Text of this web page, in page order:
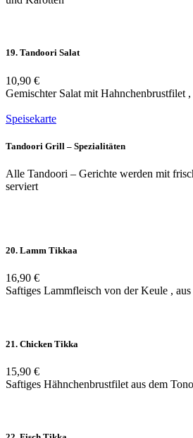
19. Tandoori Salat
10,90 €
Gemischter Salat mit Hahnchenbrustfilet
Speisekarte
Tandoori Grill – Spezialitäten
Alle Tandoori – Gerichte werden mit
serviert
20. Lamm Tikkaa
16,90 €
Saftiges Lammfleisch von der Keule ,
21. Chicken Tikka
15,90 €
Saftiges Hähnchenbrustfilet aus dem